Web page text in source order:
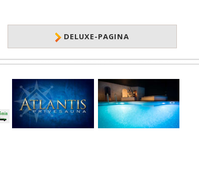
DELUXE-PAGINA